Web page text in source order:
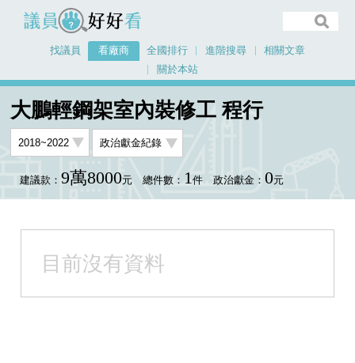
議員好好看
找議員 看廠商 全國排行 進階搜尋
相關文章
關於本站
大鵬輕鋼架室內裝修工 程行
大鵬輕鋼架室內裝修工 程行
建議款： 9萬8000元 總件數： 1件 政治獻金： 0元
目前沒有資料